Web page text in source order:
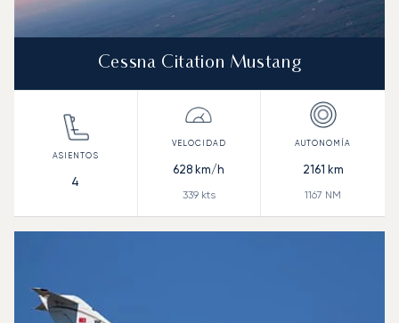
Cessna Citation Mustang
4
628 km/h
339kts
2161 km
1167 NM